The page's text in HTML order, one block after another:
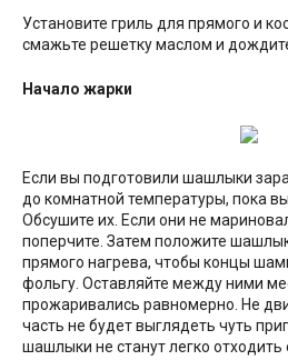
Установите гриль для прямого и
смажьте решетку маслом и
Начало жарки
Если вы подготовили шашлыки
до комнатной температуры, пока
Обсушите их. Если они не
поперчите. Затем положите
прямого нагрева, чтобы концы
фольгу. Оставляйте между ними
прожаривались равномерно. Не
часть не будет выглядеть чуть
шашлыки не станут легко отходить